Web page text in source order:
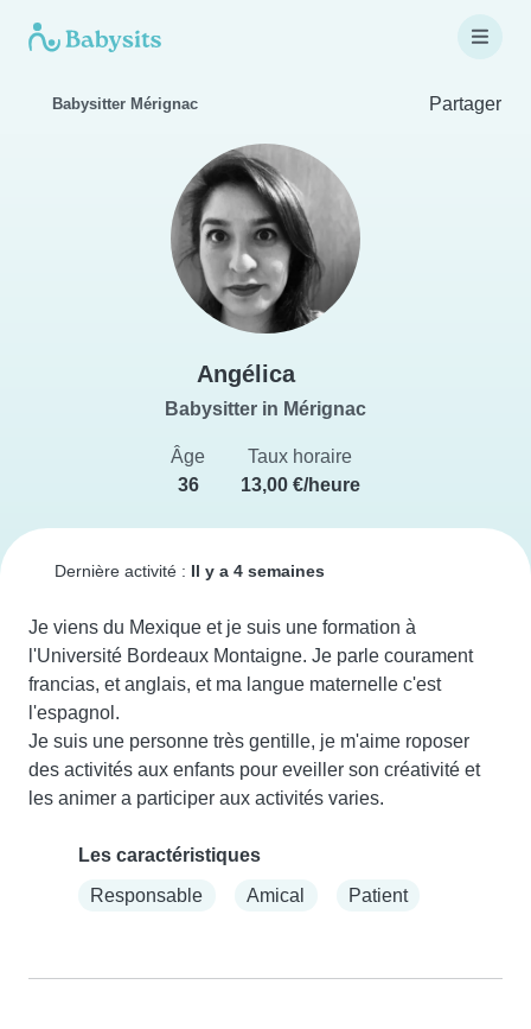
Babysitter Mérignac Partager
Angélica
Babysitter in Mérignac
Âge
36
Taux horaire
13,00 €/heure
Dernière activité : Il y a 4 semaines
Je viens du Mexique et je suis une formation à
l'Université Bordeaux Montaigne. Je parle courament
francias, et anglais, et ma langue maternelle c'est
l'espagnol.
Je suis une personne très gentille, je m'aime roposer
des activités aux enfants pour eveiller son créativité et
les animer a participer aux activités varies.
Les caractéristiques
Responsable
Amical Patient